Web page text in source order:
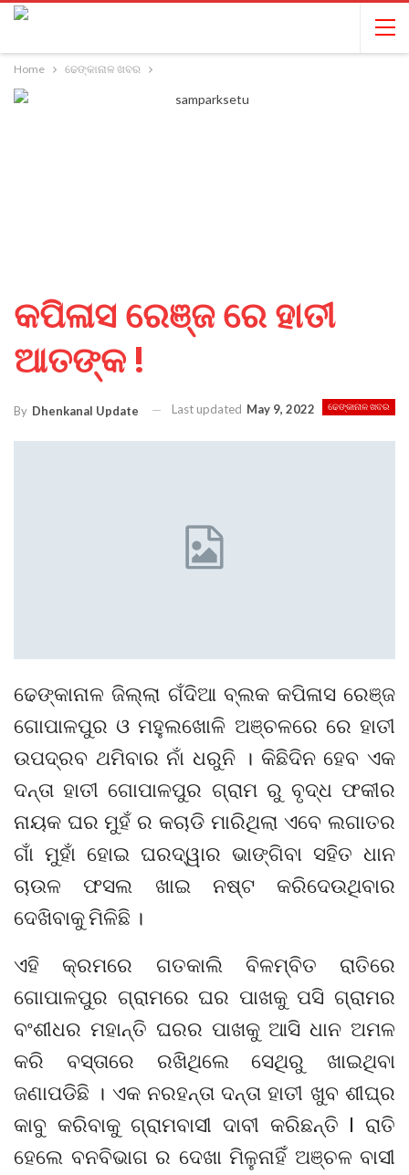
Home ଢେଙ୍କାନାଳ ଖବର
କପିଳାସ ରେଞ୍ଜ ରେ ହାତୀ
ଆତଙ୍କ !
ଢେଙ୍କାନାଳ ଖବର
By Dhenkanal Update Last updated May 9, 2022
ଢେଙ୍କାନାଳ ଜିଲ୍ଲା ଗଁଦିଆ ବ୍ଲକ କପିଳାସ ରେଞ୍ଜ
ଗୋପାଳପୁର ଓ ମହୁଲଖୋଳି ଅଞ୍ଚଳରେ ରେ ହାତୀ
ଉପଦ୍ରବ ଥମିବାର ନାଁ ଧରୁନି । କିଛିଦିନ ହେବ ଏକ
ଦନ୍ତା ହାତୀ ଗୋପାଳପୁର ଗ୍ରାମ ରୁ ବୃଦ୍ଧ ଫକୀର
ନାୟକ ଘର ମୁହଁ ର କଚାଡି ମାରିଥିଲା ଏବେ ଲଗାତର
ଗାଁ ମୁହାଁ ହୋଇ ଘରଦ୍ୱାର ଭାଙ୍ଗିବା ସହିତ ଧାନ
ଚାଉଳ ଫସଲ ଖାଇ ନଷ୍ଟ କରିଦେଉଥିବାର
ଦେଖିବାକୁ ମିଳିଛି ।
ଏହି କ୍ରମରେ ଗତକାଲି ବିଳମ୍ବିତ ରାତିରେ
ଗୋପାଳପୁର ଗ୍ରାମରେ ଘର ପାଖକୁ ପସି ଗ୍ରାମର
ବଂଶୀଧର ମହାନ୍ତି ଘରର ପାଖକୁ ଆସି ଧାନ ଅମଳ
କରି ବସ୍ତାରେ ରଖିଥିଲେ ସେଥିରୁ ଖାଇଥିବା
ଜଣାପଡିଛି । ଏକ ନରହନ୍ତା ଦନ୍ତା ହାତୀ ଖୁବ ଶୀଘ୍ର
କାବୁ କରିବାକୁ ଗ୍ରାମବାସୀ ଦାବୀ କରିଛନ୍ତି l ରାତି
ହେଲେ ବନବିଭାଗ ର ଦେଖା ମିଳୁନାହିଁ ଅଞ୍ଚଳ ବାସୀ